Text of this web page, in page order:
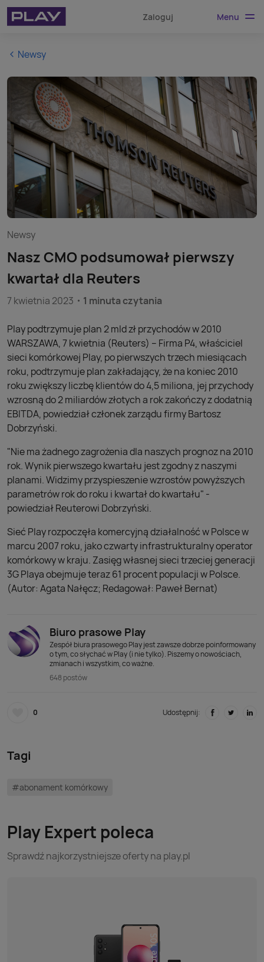
Zaloguj Menu
Newsy
Newsy
Nasz CMO podsumował pierwszy
kwartał dla Reuters
7 kwietnia 2023 1 minuta czytania
Play podtrzymuje plan 2 mld zł przychodów w 2010
WARSZAWA, 7 kwietnia (Reuters) – Firma P4, właściciel
sieci komórkowej Play, po pierwszych trzech miesiącach
roku, podtrzymuje plan zakładający, że na koniec 2010
roku zwiększy liczbę klientów do 4,5 miliona, jej przychody
wzrosną do 2 miliardów złotych a rok zakończy z dodatnią
EBITDA, powiedział członek zarządu firmy Bartosz
Dobrzyński.
"Nie ma żadnego zagrożenia dla naszych prognoz na 2010
rok. Wynik pierwszego kwartału jest zgodny z naszymi
planami. Widzimy przyspieszenie wzrostów powyższych
parametrów rok do roku i kwartał do kwartału" -
powiedział Reuterowi Dobrzyński.
Sieć Play rozpoczęła komercyjną działalność w Polsce w
marcu 2007 roku, jako czwarty infrastrukturalny operator
komórkowy w kraju. Zasięg własnej sieci trzeciej generacji
3G Playa obejmuje teraz 61 procent populacji w Polsce.
(Autor: Agata Nałęcz; Redagował: Paweł Bernat)
Biuro prasowe Play
Zespół biura prasowego Play jest zawsze dobrze poinformowany
o tym, co słychać w Play (i nie tylko). Piszemy o nowościach,
zmianach i wszystkim, co ważne.
648 postów
0 Udostępnij:
Tagi
#abonament komórkowy
Play Expert poleca
Sprawdź najkorzystniejsze oferty na play.pl